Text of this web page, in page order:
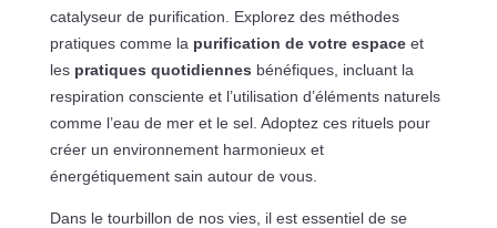
catalyseur de purification. Explorez des méthodes
pratiques comme la purification de votre espaceet
les pratiques quotidiennes bénéfiques, incluant la
respiration consciente et l’utilisation d’éléments naturels
comme l’eau de mer et le sel. Adoptez ces rituels pour
créer un environnement harmonieux et
énergétiquement sain autour de vous.
Dans le tourbillon de nos vies, il est essentiel de se